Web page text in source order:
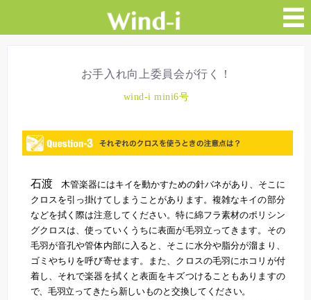
お手入れ向上委員会が行く！
wind-i mini6号
石渡木管楽器にはキイを動かすための針バネがあり、そこに
クロスを引っ掛けてしまうことがあります。複雑なキイの部分
などを拭く際は注意してください。特に綿フラ素材のポリシン
グクロスは、使っていくうちに表面が毛羽立ってきます。その
毛羽が音孔や管体内部に入ると、そこに水分や脂分が溜まり、
ゴミやちりを呼び寄せます。また、クロスの毛羽にホコリが付
着し、それで楽器を拭くと表面をキズつけることもありますの
で、毛羽立ってきたら新しいものと交換してください。